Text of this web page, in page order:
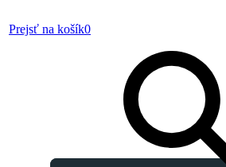
Prejsť na košík0